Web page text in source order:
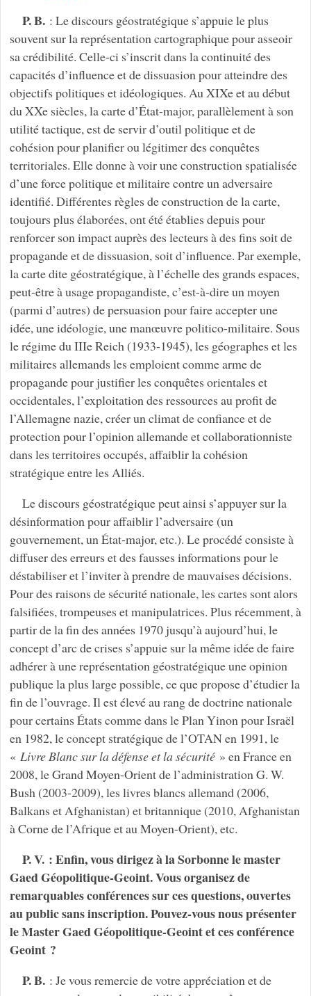
P. B.: Le discours géostratégique s’appuie le plus
souvent sur la représentation cartographique pour asseoir
sa crédibilité. Celle-ci s’inscrit dans la continuité des
capacités d’influence et de dissuasion pour atteindre des
objectifs politiques et idéologiques. Au XIXe et au début
du XXe siècles, la carte d’État-major, parallèlement à son
utilité tactique, est de servir d’outil politique et de
cohésion pour planifier ou légitimer des conquêtes
territoriales. Elle donne à voir une construction spatialisée
d’une force politique et militaire contre un adversaire
identifié. Différentes règles de construction de la carte,
toujours plus élaborées, ont été établies depuis pour
renforcer son impact auprès des lecteurs à des fins soit de
propagande et de dissuasion, soit d’influence. Par exemple,
la carte dite géostratégique, à l’échelle des grands espaces,
peut-être à usage propagandiste, c’est-à-dire un moyen
(parmi d’autres) de persuasion pour faire accepter une
idée, une idéologie, une manœuvre politico-militaire. Sous
le régime du IIIe Reich (1933-1945), les géographes et les
militaires allemands les emploient comme arme de
propagande pour justifier les conquêtes orientales et
occidentales, l’exploitation des ressources au profit de
l’Allemagne nazie, créer un climat de confiance et de
protection pour l’opinion allemande et collaborationniste
dans les territoires occupés, affaiblir la cohésion
stratégique entre les Alliés.
Le discours géostratégique peut ainsi s’appuyer sur la
désinformation pour affaiblir l’adversaire (un
gouvernement, un État-major, etc.). Le procédé consiste à
diffuser des erreurs et des fausses informations pour le
déstabiliser et l’inviter à prendre de mauvaises décisions.
Pour des raisons de sécurité nationale, les cartes sont alors
falsifiées, trompeuses et manipulatrices. Plus récemment, à
partir de la fin des années 1970 jusqu’à aujourd’hui, le
concept d’arc de crises s’appuie sur la même idée de faire
adhérer à une représentation géostratégique une opinion
publique la plus large possible, ce que propose d’étudier la
fin de l’ouvrage. Il est élevé au rang de doctrine nationale
pour certains États comme dans le Plan Yinon pour Israël
en 1982, le concept stratégique de l’OTAN en 1991, le
« Livre Blanc sur la défense et la sécurité» en France en
2008, le Grand Moyen-Orient de l’administration G. W.
Bush (2003-2009), les livres blancs allemand (2006,
Balkans et Afghanistan) et britannique (2010, Afghanistan
à Corne de l’Afrique et au Moyen-Orient), etc.
P. V. : Enfin, vous dirigez à la Sorbonne le master
Gaed Géopolitique-Geoint. Vous organisez de
remarquables conférences sur ces questions, ouvertes
au public sans inscription. Pouvez-vous nous présenter
le Master Gaed Géopolitique-Geoint et ces conférence
Geoint ?
P. B.: Je vous remercie de votre appréciation et de